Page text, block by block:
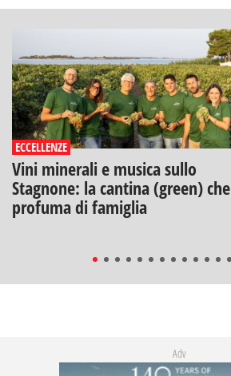
ECCELLENZE
Vini minerali e musica sullo
Stagnone: la cantina (green) che
profuma di famiglia
Adv